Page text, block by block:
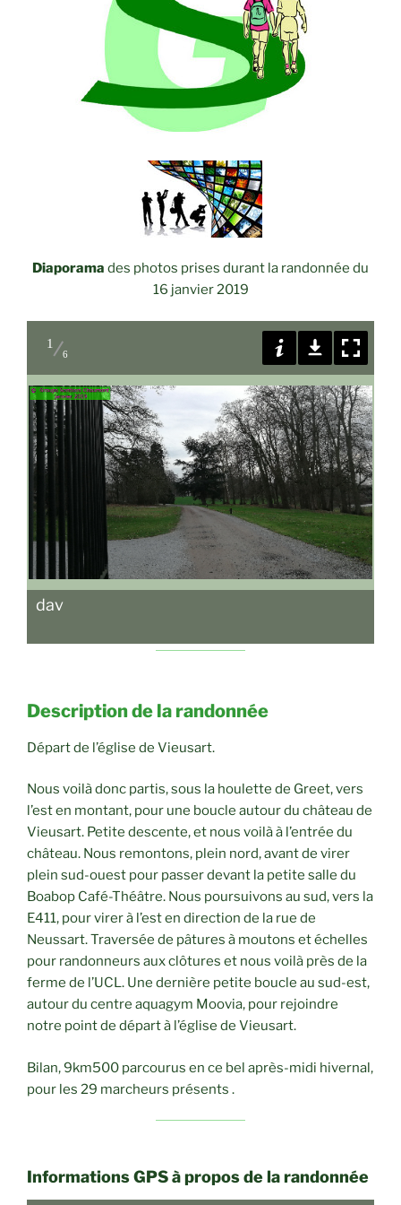
Diaporama des photos prises durant la randonnée du
16 janvier 2019
1
6
dav
Description de la randonnée
Départ de l’église de Vieusart.
Nous voilà donc partis, sous la houlette de Greet, vers
l’est en montant, pour une boucle autour du château de
Vieusart. Petite descente, et nous voilà à l’entrée du
château. Nous remontons, plein nord, avant de virer
plein sud-ouest pour passer devant la petite salle du
Boabop Café-Théâtre. Nous poursuivons au sud, vers la
E411, pour virer à l’est en direction de la rue de
Neussart. Traversée de pâtures à moutons et échelles
pour randonneurs aux clôtures et nous voilà près de la
ferme de l’UCL. Une dernière petite boucle au sud-est,
autour du centre aquagym Moovia, pour rejoindre
notre point de départ à l’église de Vieusart.
Bilan, 9km500 parcourus en ce bel après-midi hivernal,
pour les 29 marcheurs présents .
Informations GPS à propos de la randonnée